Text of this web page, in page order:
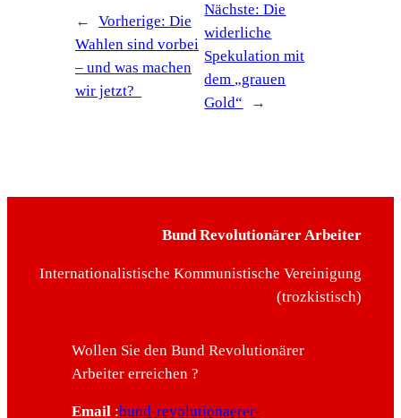
← Vorherige: Die
Wahlen sind vorbei
– und was machen
wir jetzt?
Nächste:Die
widerliche
Spekulation mit
dem „grauen
Gold“
→
Bund Revolutionärer Arbeiter
Internationalistische Kommunistische Vereinigung
(trozkistisch)
Wollen Sie den Bund Revolutionärer
Arbeiter erreichen ?
Email:bund-revolutionaerer-